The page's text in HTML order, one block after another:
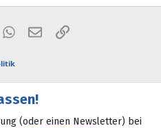
WhatsApp
E-MailLink
(oder einen Newsletter) bei